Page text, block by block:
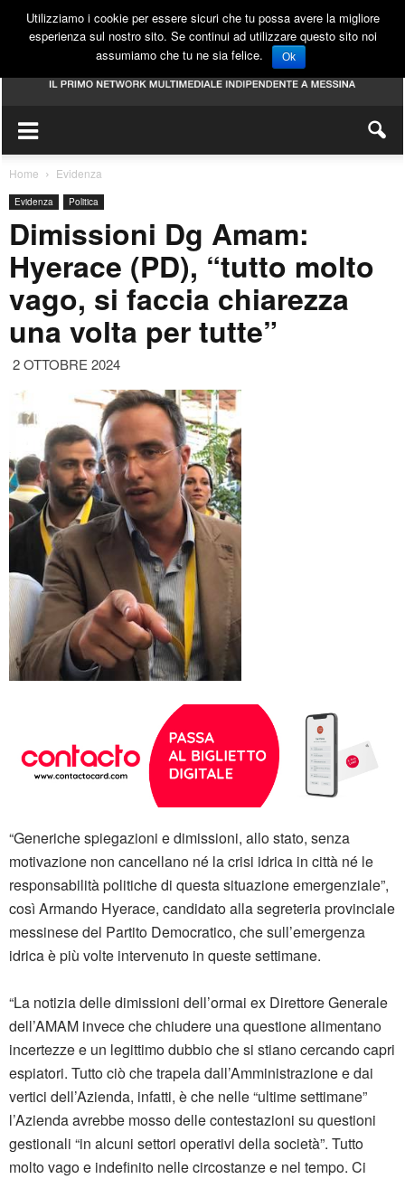
Home Evidenza
Evidenza Politica
Dimissioni Dg Amam:
Hyerace (PD), “tutto molto
vago, si faccia chiarezza
una volta per tutte”
2 OTTOBRE 2024
“Generiche spiegazioni e dimissioni, allo stato, senza
motivazione non cancellano né la crisi idrica in città né le
responsabilità politiche di questa situazione emergenziale”,
così Armando Hyerace, candidato alla segreteria provinciale
messinese del Partito Democratico, che sull’emergenza
idrica è più volte intervenuto in queste settimane.
“La notizia delle dimissioni dell’ormai ex Direttore Generale
dell’AMAM invece che chiudere una questione alimentano
incertezze e un legittimo dubbio che si stiano cercando capri
espiatori. Tutto ciò che trapela dall’Amministrazione e dai
vertici dell’Azienda, infatti, è che nelle “ultime settimane”
l’Azienda avrebbe mosso delle contestazioni su questioni
gestionali “in alcuni settori operativi della società”. Tutto
molto vago e indefinito nelle circostanze e nel tempo. Ci
Utilizziamo i cookie per essere sicuri che tu possa avere la migliore
esperienza sul nostro sito. Se continui ad utilizzare questo sito noi
assumiamo che tu ne sia felice.
Ok